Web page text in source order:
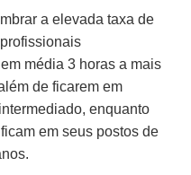
a elevada taxa de
média 3 horas a mais
de ficarem em
enquanto
em seus postos de